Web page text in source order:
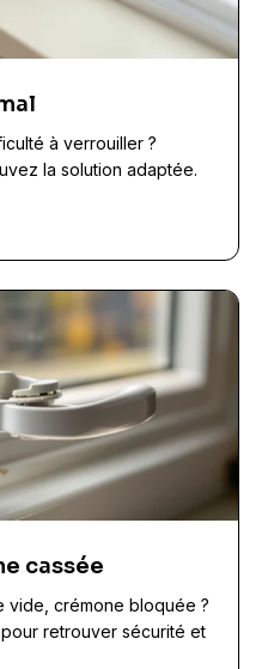
à verrouiller ?
la solution adaptée.
cassée
vide, crémone bloquée ?
retrouver sécurité et